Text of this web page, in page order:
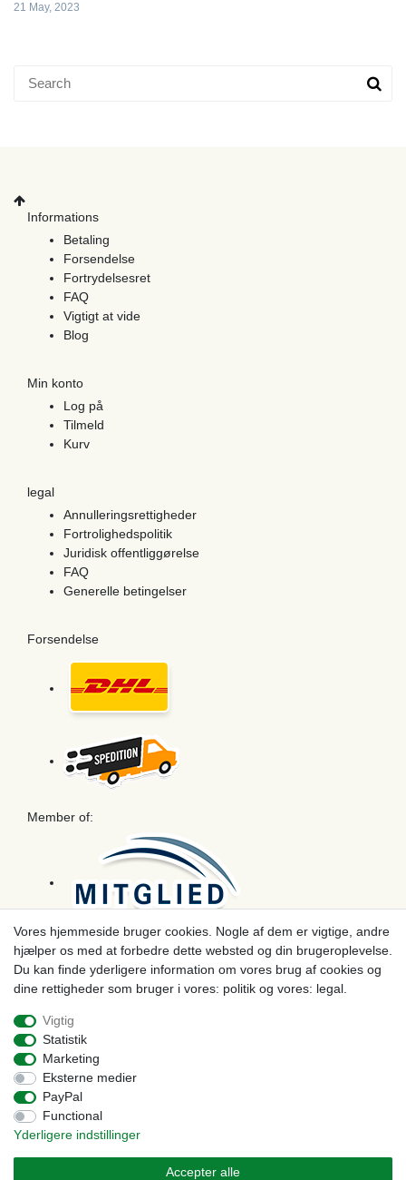
21 May, 2023
Informations
Betaling
Forsendelse
Fortrydelsesret
FAQ
Vigtigt at vide
Blog
Min konto
Log på
Tilmeld
Kurv
legal
Annulleringsrettigheder
Fortrolighedspolitik
Juridisk offentliggørelse
FAQ
Generelle betingelser
Forsendelse
Member of:
Betaling
Vores hjemmeside bruger cookies. Nogle af dem er vigtige, andre
hjælper os med at forbedre dette websted og din brugeroplevelse.
Du kan finde yderligere information om vores brug af cookies og
dine rettigheder som bruger i vores: politik og vores: legal.
Vigtig
Statistik
Marketing
Eksterne medier
PayPal
Functional
Yderligere indstillinger
Accepter alle